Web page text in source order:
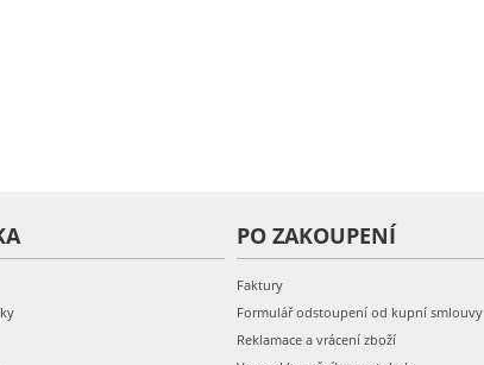
PO ZAKOUPENÍ
Faktury
Formulář odstoupení od kupní smlouvy
Reklamace a vrácení zboží